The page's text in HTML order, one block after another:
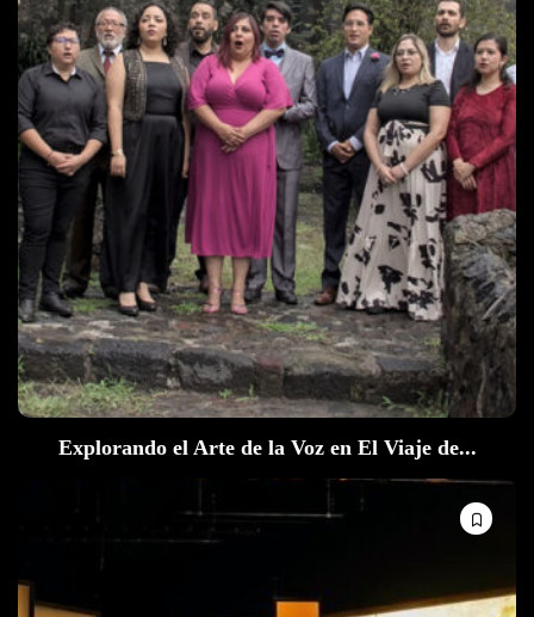
Explorando el Arte de la Voz en El Viaje de...